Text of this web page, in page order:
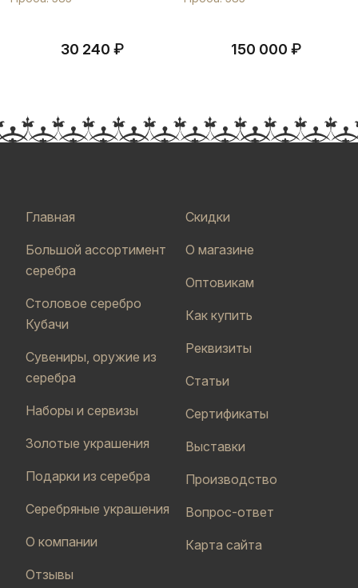
30 240 ₽ 150 000 ₽
Главная
Большой ассортимент
серебра
Столовое серебро
Кубачи
Сувениры, оружие из
серебра
Наборы и сервизы
Золотые украшения
Подарки из серебра
Серебряные украшения
О компании
Отзывы
Скидки
О магазине
Оптовикам
Как купить
Реквизиты
Статьи
Сертификаты
Выставки
Производство
Вопрос-ответ
Карта сайта